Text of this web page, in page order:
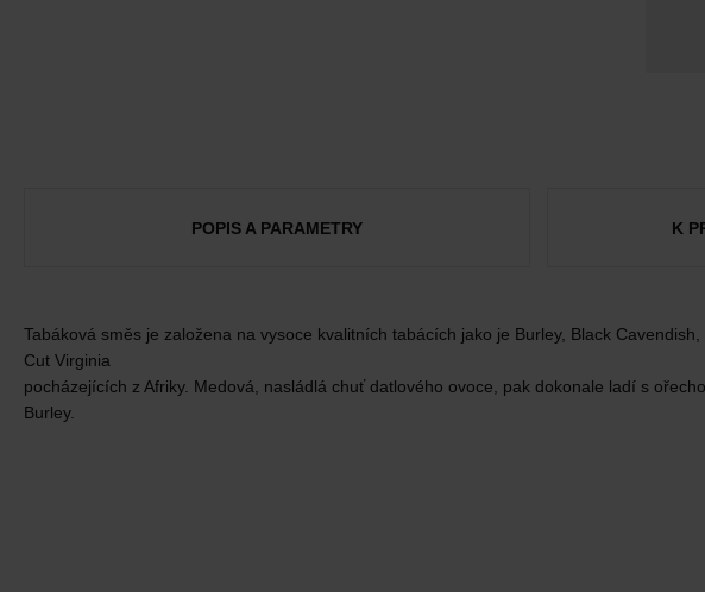
POPIS A PARAMETRY K
Tabáková směs je založena na vysoce kvalitních tabácích jako je Burley, Black
Cut Virginia
pocházejících z Afriky. Medová, nasládlá chuť datlového ovoce, pak dokonale ladí s
Burley.